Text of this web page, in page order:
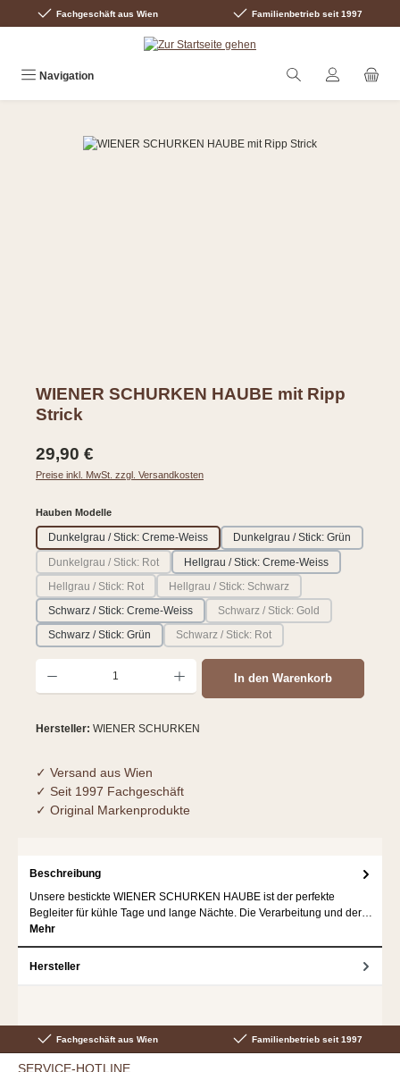
Zum Hauptinhalt springen
Fachgeschäft aus Wien Familienbetrieb seit 1997
Navigation
Bildergalerie überspringen
WIENER SCHURKEN HAUBE mit Ripp
Strick
Regulärer Preis:
29,90 €
Preise inkl. MwSt. zzgl. Versandkosten
Hauben Modelleauswählen
Dunkelgrau / Stick: Creme-Weiss
Dunkelgrau / Stick: Grün
Dunkelgrau / Stick: Rot
(Diese Option ist zurzeit nicht verfügbar.)
Hellgrau / Stick: Creme-Weiss
Hellgrau / Stick: Rot
(Diese Option ist zurzeit nicht verfügbar.)
Hellgrau / Stick: Schwarz
(Diese Option ist zurzeit nicht
Schwarz / Stick: Creme-Weiss Schwarz / Stick: Gold
(Diese Option ist zurzeit nicht
Schwarz / Stick: Grün Schwarz / Stick: Rot
(Diese Option ist zurzeit nicht verfügbar.)
Produkt Anzahl: Gib den gewünschten Wert ein oder benutze die Schaltflächen um
In den Warenkorb
Hersteller: WIENER SCHURKEN
✓ Versand aus Wien
✓ Seit 1997 Fachgeschäft
✓ Original Markenprodukte
Beschreibung
Unsere bestickte WIENER SCHURKEN HAUBE ist der perfekte
Begleiter für kühle Tage und lange Nächte. Die Verarbeitung und der…
Mehr
Hersteller
Fachgeschäft aus Wien Familienbetrieb seit 1997
SERVICE-HOTLINE